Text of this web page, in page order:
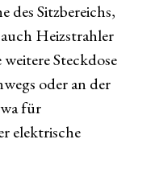
des Sitzbereichs,
Heizstrahler
Steckdose
oder an der
für
elektrische